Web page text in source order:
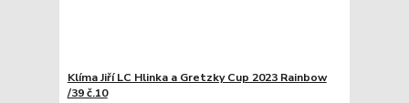
Klíma Jiří LC Hlinka a Gretzky Cup 2023 Rainbow
/39 č.10